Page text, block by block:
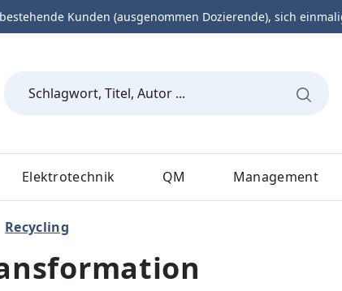
Kunden (ausgenommen Dozierende), sich
Elektrotechnik QM Management
Recycling